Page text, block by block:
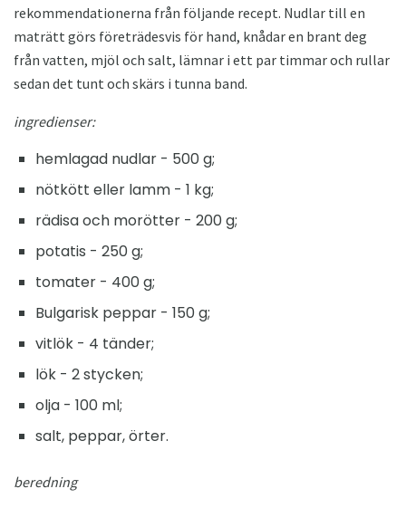
rekommendationerna från följande recept. Nudlar till en
maträtt görs företrädesvis för hand, knådar en brant deg
från vatten, mjöl och salt, lämnar i ett par timmar och rullar
sedan det tunt och skärs i tunna band.
ingredienser:
hemlagad nudlar - 500 g;
nötkött eller lamm - 1 kg;
rädisa och morötter - 200 g;
potatis - 250 g;
tomater - 400 g;
Bulgarisk peppar - 150 g;
vitlök - 4 tänder;
lök - 2 stycken;
olja - 100 ml;
salt, peppar, örter.
beredning